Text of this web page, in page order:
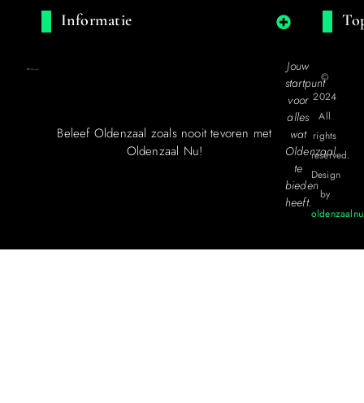
Informatie
Beleef Oldenzaal zoals nooit tevoren met
Oldenzaal Nu!
Jouw
startpunt
voor
alles
wat
Oldenzaal
te
bieden
heeft.
©
2024
All
rights
reserved.
Design
by